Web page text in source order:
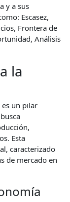
y a sus
Escasez,
Frontera de
Análisis
la
es un pilar
Esta
caracterizado
de mercado en